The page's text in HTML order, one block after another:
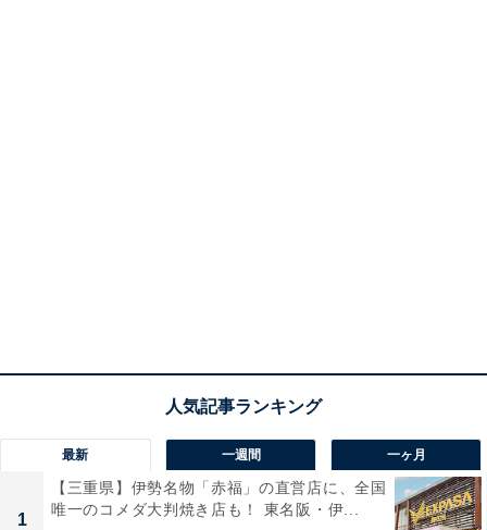
最新 一週間 一ヶ月
1
【三重県】伊勢名物「赤福」の直営店に、全国
唯一のコメダ大判焼き店も！ 東名阪・伊...